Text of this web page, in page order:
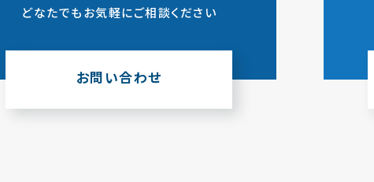
どなたでもお気軽にご相談ください
お問い合わせ